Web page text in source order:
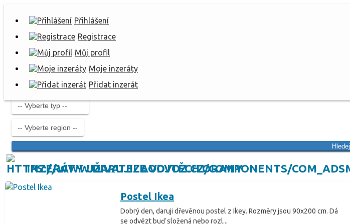
Přihlášení
Registrace
Můj profil
Moje inzeráty
Přidat inzerát
Hledej
INZERÁTY UŽIVATELE VOJTĚCH ORANY
Postel Ikea
Dobrý den, daruji dřevěnou postel z Ikey. Rozměry jsou 90x200 cm. Dá
se odvézt buď složená nebo rozl...